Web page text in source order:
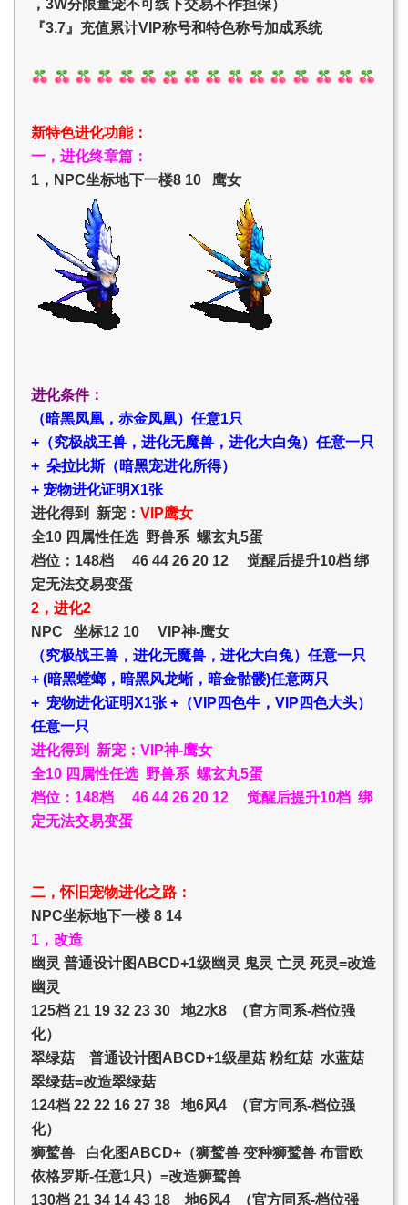
，3W分限量宠不可线下交易不作担保）
『3.7』充值累计VIP称号和特色称号加成系统
新特色进化功能：
一，进化终章篇：
1，NPC坐标地下一楼8 10 鹰女
进化条件：
（暗黑凤凰，赤金凤凰）任意1只
+（究极战王兽，进化无魔兽，进化大白兔）任意一只
+ 朵拉比斯（暗黑宠进化所得）
+ 宠物进化证明X1张
进化得到 新宠： VIP鹰女
全10 四属性任选 野兽系 螺玄丸5蛋
档位：148档 46 44 26 20 12 觉醒后提升10档 绑
定无法交易变蛋
2，进化2
NPC 坐标12 10 VIP神-鹰女
（究极战王兽，进化无魔兽，进化大白兔）任意一只
+ (暗黑螳螂，暗黑风龙蜥，暗金骷髅)任意两只
+ 宠物进化证明X1张 +（VIP四色牛，VIP四色大头）
任意一只
进化得到 新宠：VIP神-鹰女
全10 四属性任选 野兽系 螺玄丸5蛋
档位：148档 46 44 26 20 12 觉醒后提升10档 绑
定无法交易变蛋
二，怀旧宠物进化之路：
NPC坐标地下一楼 8 14
1，改造
幽灵 普通设计图ABCD+1级幽灵 鬼灵 亡灵 死灵=改造
幽灵
125档 21 19 32 23 30 地2水8 （官方同系-档位强
化）
翠绿菇 普通设计图ABCD+1级星菇 粉红菇 水蓝菇
翠绿菇=改造翠绿菇
124档 22 22 16 27 38 地6风4 （官方同系-档位强
化）
狮鹫兽 白化图ABCD+（狮鹫兽 变种狮鹫兽 布雷欧
依格罗斯-任意1只）=改造狮鹫兽
130档 21 34 14 43 18 地6风4 （官方同系-档位强